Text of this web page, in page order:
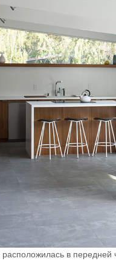
расположилась в передней